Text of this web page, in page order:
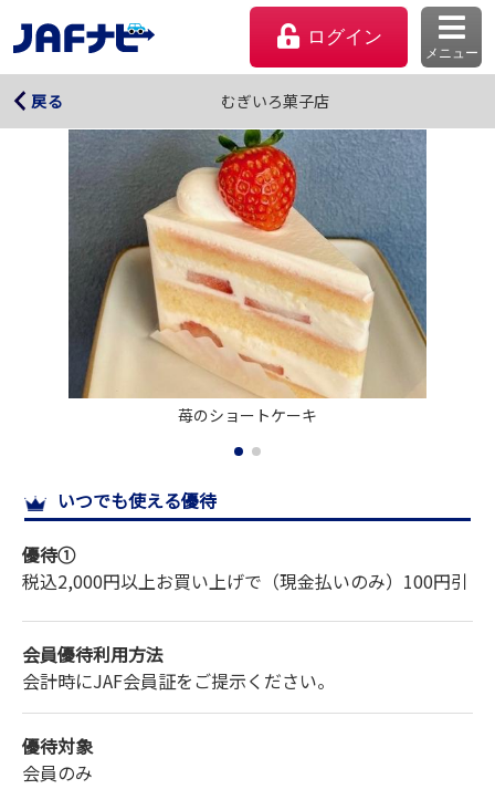
ログイン
メニュー
マイページ
会員優待のご利用方法
サイトマップ
戻る むぎいろ菓子店
むぎいろ菓子店
苺のショートケーキ
いつでも使える優待
優待①
税込2,000円以上お買い上げで （現金払いのみ） 100円引
会員優待利用方法
会計時にJAF会員証をご提示ください。
優待対象
会員のみ